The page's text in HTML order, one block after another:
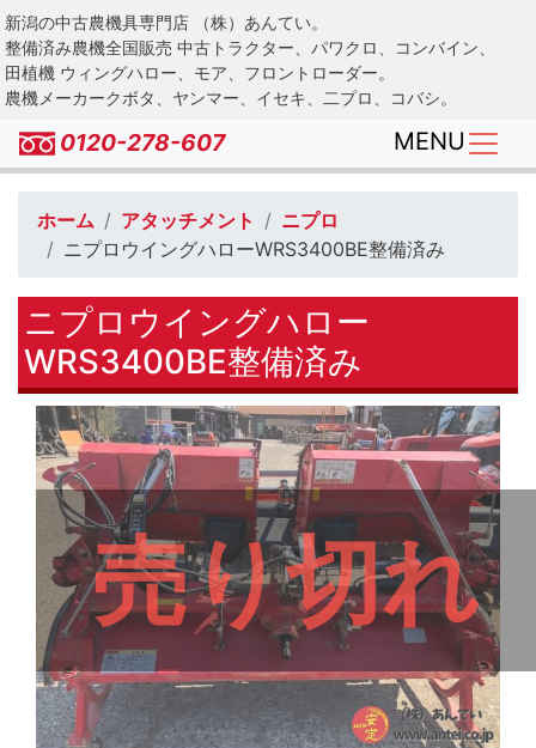
Skip
to
main
content
新潟の中古農機具専門店 （株）あんてい。
整備済み農機全国販売 中古トラクター、パワクロ、コンバイン、
田植機 ウィングハロー、モア、フロントローダー。
農機メーカークボタ、ヤンマー、イセキ、二プロ、コバシ。
0120-278-607 MENU
ホーム アタッチメント
ニプロ
ニプロウイングハローWRS3400BE整備済み
ニプロウイングハロー
WRS3400BE整備済み
売り切れ